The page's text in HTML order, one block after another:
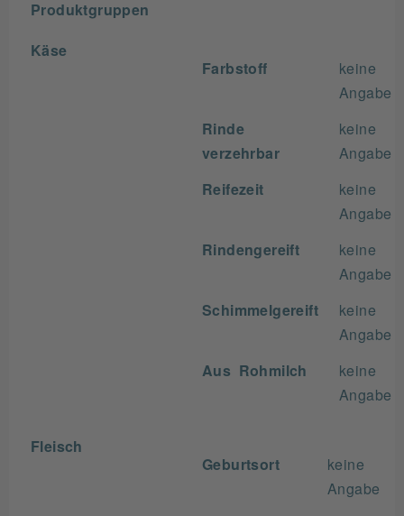
Produktgruppen
Käse
Farbstoff
keine
Angabe
Rinde
verzehrbar
keine
Angabe
Reifezeit
keine
Angabe
Rindengereift
keine
Angabe
Schimmelgereift
keine
Angabe
Aus Rohmilch
keine
Angabe
Fleisch
Geburtsort
keine
Angabe